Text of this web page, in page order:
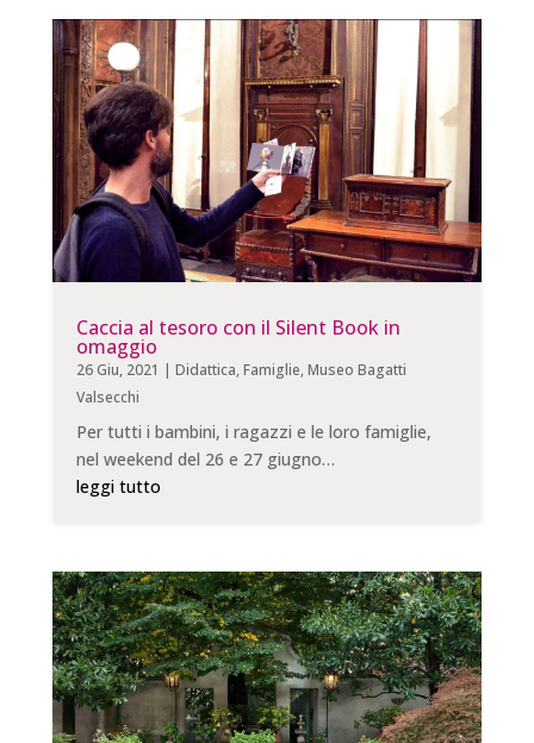
Caccia al tesoro con il Silent Book in
omaggio
26 Giu, 2021 | Didattica,Famiglie,Museo Bagatti
Valsecchi
Per tutti i bambini, i ragazzi e le loro famiglie,
nel weekend del 26 e 27 giugno…
leggi tutto